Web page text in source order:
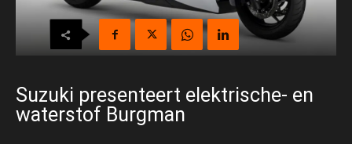
Suzuki presenteert elektrische- en
waterstof Burgman